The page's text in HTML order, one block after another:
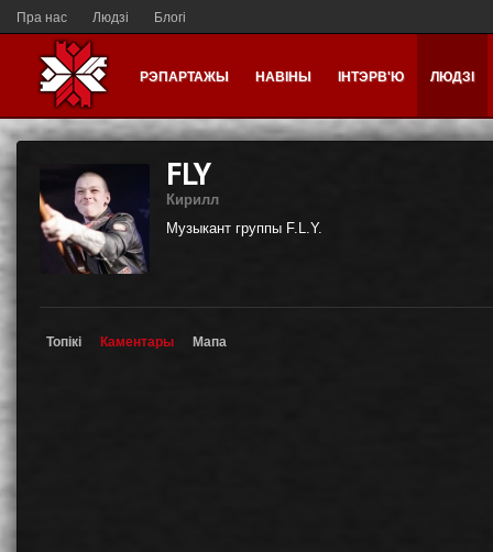
Пра нас Людзі Блогі
РЭПАРТАЖЫ НАВІНЫ ІНТЭРВ'Ю ЛЮДЗІ
FLY
Кирилл
Музыкант группы F.L.Y.
Топікі Каментары Мапа